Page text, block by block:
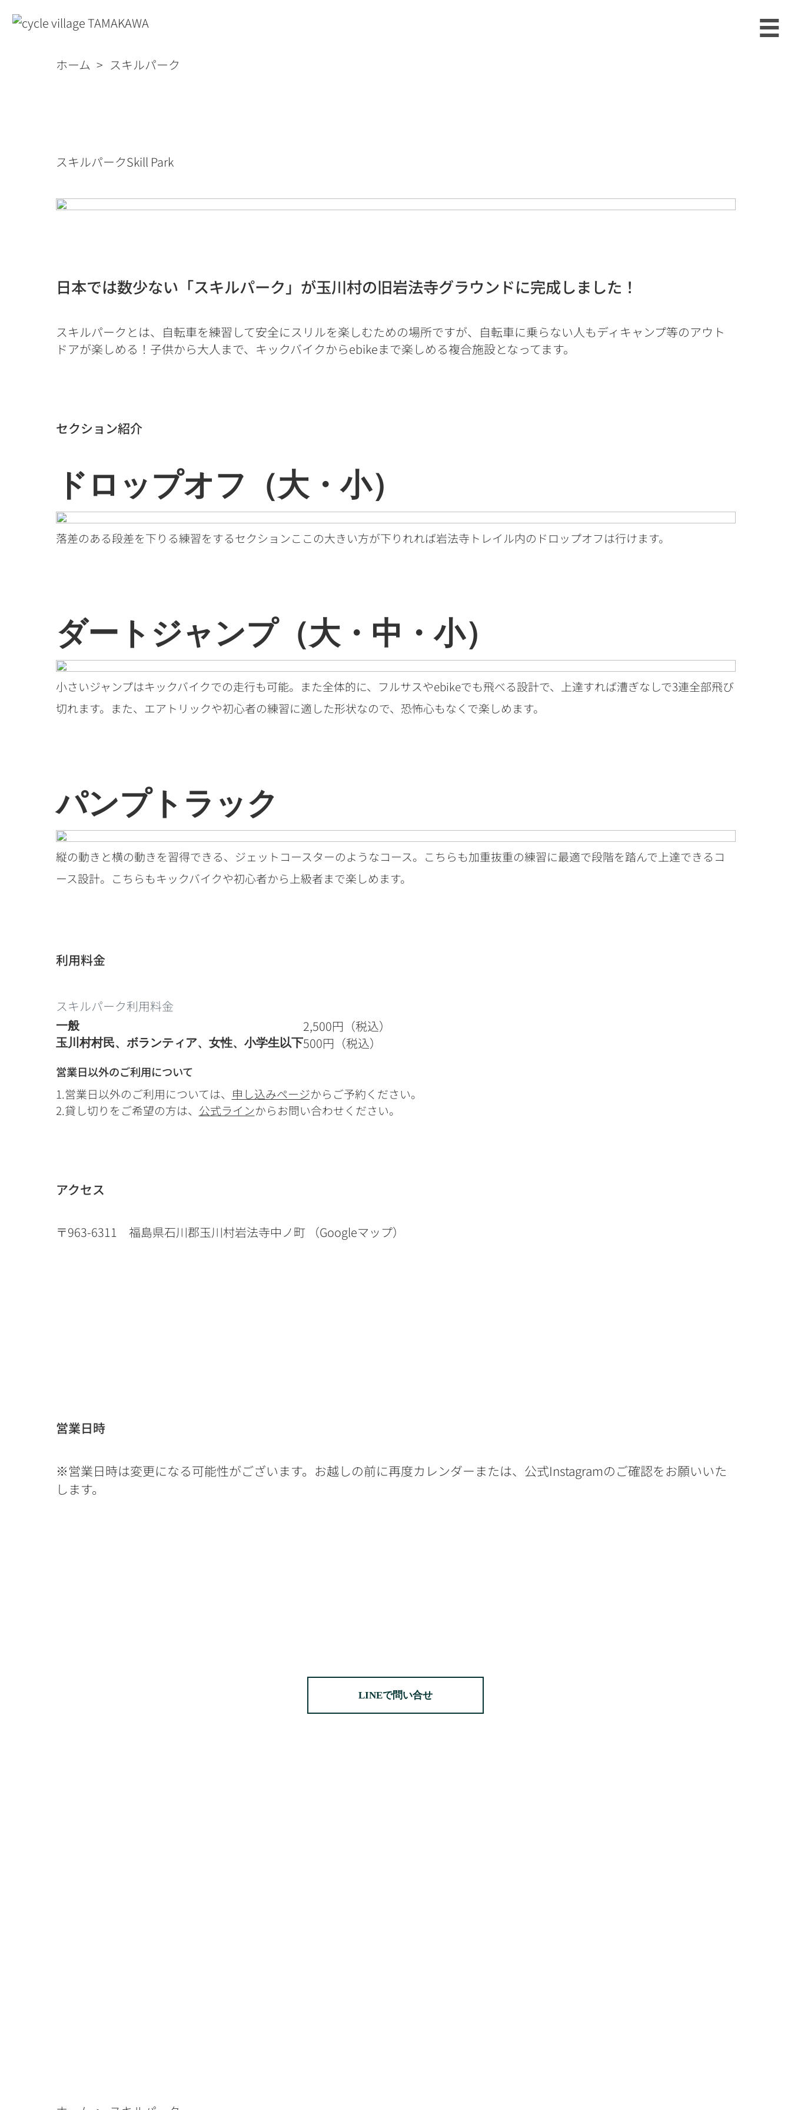
ホーム スキルパーク
スキルパークSkill Park
日本では数少ない「スキルパーク」が玉川村の旧岩法寺グラウンドに完成しました！
スキルパークとは、自転車を練習して安全にスリルを楽しむための場所ですが、自転車に乗らない人もディキャンプ等のアウト
ドアが楽しめる！子供から大人まで、キックバイクからebikeまで楽しめる複合施設となってます。
セクション紹介
ドロップオフ（大・小）
落差のある段差を下りる練習をするセクションここの大きい方が下りれれば岩法寺トレイル内のドロップオフは行けます。
ダートジャンプ（大・中・小）
小さいジャンプはキックバイクでの走行も可能。 また全体的に、フルサスやebikeでも飛べる設計で、上達すれば漕ぎなしで3連全部飛び
切れます。また、エアトリックや初心者の練習に適した形状なので、恐怖心もなくで楽しめます。
パンプトラック
縦の動きと横の動きを習得できる、ジェットコースターのようなコース。 こちらも加重抜重の練習に最適で段階を踏んで上達できるコ
ース設計。こちらもキックバイクや初心者から上級者まで楽しめます。
利用料金
スキルパーク利用料金
一般 2,500円（税込）
玉川村村民、 ボランティア、 女性、小学生以下500円（税込）
営業日以外のご利用について
1.営業日以外のご利用については、 申し込みページからご予約ください。
2.貸し切りをご希望の方は、 公式ラインからお問い合わせください。
アクセス
〒963-6311 福島県石川郡玉川村岩法寺中ノ町 （Googleマップ）
営業日時
※営業日時は変更になる可能性がございます。お越しの前に再度カレンダーまたは、 公式Instagramのご確認をお願いいた
します。
LINEで問い合せ